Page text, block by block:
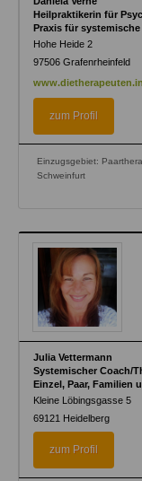
Heilpraktikerin für
Praxis für
Hohe Heide 2
97506 Grafenrheinfeld
zum Profil
Einzugsgebiet:
Schweinfurt
Julia Vettermann
Systemischer Coach/
Einzel, Paar, Familien
Kleine Löbingsgasse 5
69121 Heidelberg
zum Profil